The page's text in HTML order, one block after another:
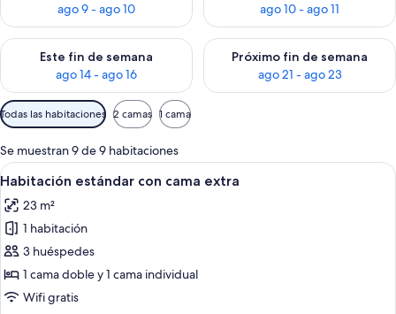
ago 9 - ago 10
ago 10 - ago 11
Este fin de semana
ago 14 - ago 16
Consulta la disponibilidad para este fin de semana, ago 14 -
Próximo fin de semana
ago 21 - ago 23
Consulta la disponibilidad
Filtros
disponibles
para
las
habitaciones
Todas las habitaciones 2 camas 1 cama
Se muestran 9 de 9 habitaciones
Abrir
todas
las
fotos
de
Habitación
estándar
Habitación de hotel moderna con
6
Habitación estándar con cama extra
23 m²
1 habitación
3 huéspedes
1 cama doble y 1 cama individual
Wifi gratis